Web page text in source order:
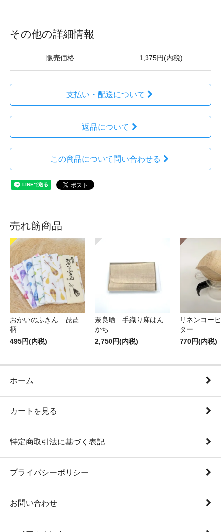
その他の詳細情報
販売価格 1,375円(内税)
支払い・配送について
返品について
この商品について問い合わせる
売れ筋商品
おかいのふきん 琵琶
柄
495円(内税)
奈良晒 手織り麻はん
かち
2,750円(内税)
リネンコー
ター
770円(内税)
ホーム
カートを見る
特定商取引法に基づく表記
プライバシーポリシー
お問い合わせ